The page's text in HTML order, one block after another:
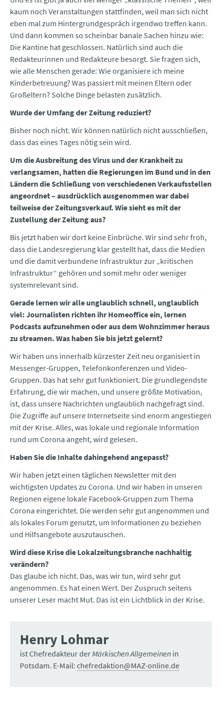
kaum noch Veranstaltungen stattfinden, weil man sich nicht
eben mal zum Hintergrundgespräch irgendwo treffen kann.
Und dann kommen so scheinbar banale Sachen hinzu wie:
Die Kantine hat geschlossen. Natürlich sind auch die
Redakteurinnen und Redakteure besorgt. Sie fragen sich,
wie alle Menschen gerade: Wie organisiere ich meine
Kinderbetreuung? Was passiert mit meinen Eltern oder
Großeltern? Solche Dinge belasten zusätzlich.
Wurde der Umfang der Zeitung reduziert?
Bisher noch nicht. Wir können natürlich nicht ausschließen,
dass das eines Tages nötig sein wird.
Um die Ausbreitung des Virus und der Krankheit zu
verlangsamen, hatten die Regierungen im Bund und in den
Ländern die Schließung von verschiedenen Verkaufsstellen
angeordnet – ausdrücklich ausgenommen war dabei
teilweise der Zeitungsverkauf. Wie sieht es mit der
Zustellung der Zeitung aus?
Bis jetzt haben wir dort keine Einbrüche. Wir sind sehr froh,
dass die Landesregierung klar gestellt hat, dass die Medien
und die damit verbundene Infrastruktur zur „kritischen
Infrastruktur“ gehören und somit mehr oder weniger
systemrelevant sind.
Gerade lernen wir alle unglaublich schnell, unglaublich
viel: Journalisten richten ihr Homeoffice ein, lernen
Podcasts aufzunehmen oder aus dem Wohnzimmer heraus
zu streamen. Was haben Sie bis jetzt gelernt?
Wir haben uns innerhalb kürzester Zeit neu organisiert in
Messenger-Gruppen, Telefonkonferenzen und Video-
Gruppen. Das hat sehr gut funktioniert. Die grundlegendste
Erfahrung, die wir machen, und unsere größte Motivation,
ist, dass unsere Nachrichten unglaublich nachgefragt sind.
Die Zugriffe auf unsere Internetseite sind enorm angestiegen
mit der Krise. Alles, was lokale und regionale Information
rund um Corona angeht, wird gelesen.
Haben Sie die Inhalte dahingehend angepasst?
Wir haben jetzt einen täglichen Newsletter mit den
wichtigsten Updates zu Corona. Und wir haben in unseren
Regionen eigene lokale Facebook-Gruppen zum Thema
Corona eingerichtet. Die werden sehr gut angenommen und
als lokales Forum genutzt, um Informationen zu beziehen
und Hilfsangebote auszutauschen.
Wird diese Krise die Lokalzeitungsbranche nachhaltig
verändern?
Das glaube ich nicht. Das, was wir tun, wird sehr gut
angenommen. Es hat einen Wert. Der Zuspruch seitens
unserer Leser macht Mut. Das ist ein Lichtblick in der Krise.
Henry Lohmar
ist Chefredakteur derMärkischen Allgemeinen in
Potsdam. E-Mail: chefredaktion@MAZ-online.de